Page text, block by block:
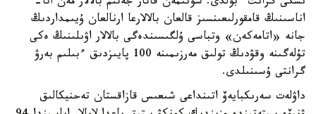
اناسىنىڭ قامقورلىعىنسىز قالعان بالالارعا ارنالعان ۇيىمداردىڭ
جانە «اتامەكەن» وتباسى ۇلگىسىندەگى بالالار اۋىلىنىڭ ەكى
تۇلەگىنە وقۋدىڭ تولىق مەرزىمىنە 100 پايىزدىق ءبىلىم بەرۋ
گرانتى ۇسىنىلدى.
داۋلەت سەرىكبايەۆ اتىنداعى شىعىس قازاقستان تەحنيكالىق